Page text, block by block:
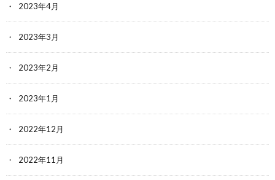
2023年4月
2023年3月
2023年2月
2023年1月
2022年12月
2022年11月